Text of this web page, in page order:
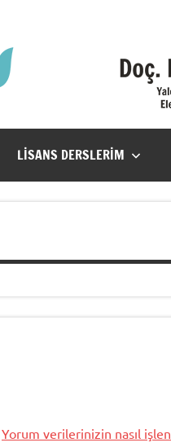
LISANS DERSLERIM
Yorum verilerinizin nasıl